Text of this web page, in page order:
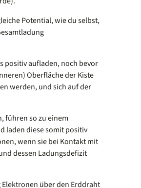
Potential, wie du selbst,
positiv aufladen, noch bevor
Oberfläche der Kiste
werden, und sich auf der
führen so zu einem
laden diese somit positiv
wenn sie bei Kontakt mit
dessen Ladungsdefizit
über den Erddraht